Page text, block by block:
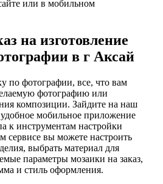
или в мобильном
на изготовление
в г Аксай
по фотографии, все, что вам
фотографию или
композиции. Зайдите на наш
мобильное приложение
к инструментам настройки
сервисе вы можете настроить
выбрать материал для
параметры мозаики на заказ,
и стиль оформления.